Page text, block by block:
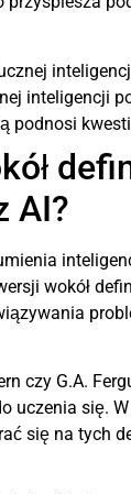
inteligencji
podnosi
AI?
wokół
czy G.A.
uczenia się.
się na tych